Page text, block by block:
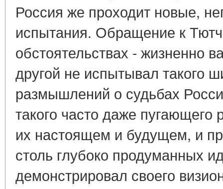
Россия же проходит новые,
испытания. Обращение к
обстоятельствах - жизненно
другой не испытывал такого
размышлений о судьбах
такого часто даже пугающего
их настоящем и будущем, и
столь глубоко продуманных
демонстрировал своего